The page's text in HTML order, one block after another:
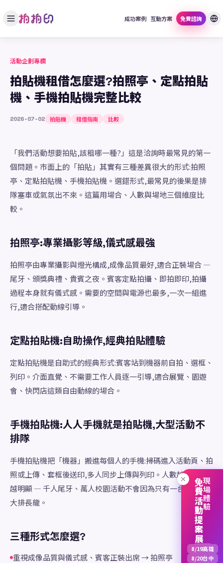
成功案例 互動方案 免費諮詢
活動企劃專欄
拍貼機租借怎麼選?拍照亭、定點拍貼
機、手機拍貼機完整比較
2026-07-02 拍貼機 租借指南 比較
「我們活動想要拍貼,該租哪一種?」這是洽詢時最常見的第一
個問題。市面上的「拍貼」其實有三種差異很大的形式:拍照
亭、定點拍貼機、手機拍貼機。選錯形式,最常見的後果是排
隊塞車或氣氛出不來。這篇用場合、人數與場地三個維度比
較。
拍照亭:專業攝影等級,儀式感最強
拍照亭由專業攝影與燈光構成,成像品質最好,適合正裝場合 —
尾牙、頒獎典禮、貴賓之夜。賓客定點拍攝、即拍即印,拍攝
過程本身就有儀式感。需要的空間與電源也最多,一次一組進
行,適合搭配動線引導。
定點拍貼機:自助操作,經典拍貼體驗
定點拍貼機是自助式的經典形式:賓客站到機器前自拍、選框、
列印。介面直覺、不需要工作人員逐一引導,適合展覽、園遊
會、快閃店這類自由動線的場合。
手機拍貼機:人人手機就是拍貼機,大型活動不
排隊
手機拍貼機把「機器」搬進每個人的手機:掃碼進入活動頁、拍
照或上傳、套框後送印,多人同步上傳與列印。人數越多優勢
越明顯 — 千人尾牙、萬人校園活動不會因為只有一台機器而
大排長龍。
三種形式怎麼選?
重視成像品質與儀式感、賓客正裝出席 → 拍照亭
免費活動提案展現場體驗
8/19高雄
8/20台中